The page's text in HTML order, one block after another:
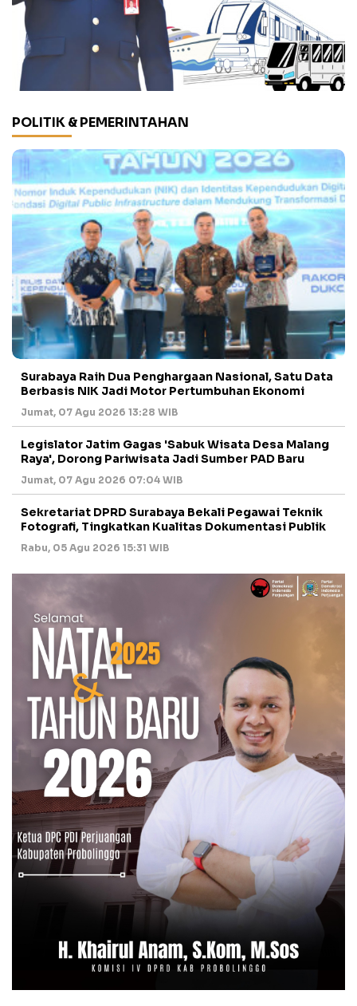
POLITIK & PEMERINTAHAN
Surabaya Raih Dua Penghargaan Nasional, Satu Data
Berbasis NIK Jadi Motor Pertumbuhan Ekonomi
Jumat, 07 Agu 2026 13:28 WIB
Legislator Jatim Gagas 'Sabuk Wisata Desa Malang
Raya', Dorong Pariwisata Jadi Sumber PAD Baru
Jumat, 07 Agu 2026 07:04 WIB
Sekretariat DPRD Surabaya Bekali Pegawai Teknik
Fotografi, Tingkatkan Kualitas Dokumentasi Publik
Rabu, 05 Agu 2026 15:31 WIB